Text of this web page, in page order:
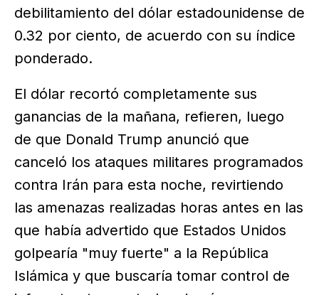
debilitamiento del dólar estadounidense de
0.32 por ciento, de acuerdo con su índice
ponderado.
El dólar recortó completamente sus
ganancias de la mañana, refieren, luego
de que Donald Trump anunció que
canceló los ataques militares programados
contra Irán para esta noche, revirtiendo
las amenazas realizadas horas antes en las
que había advertido que Estados Unidos
golpearía "muy fuerte" a la República
Islámica y que buscaría tomar control de